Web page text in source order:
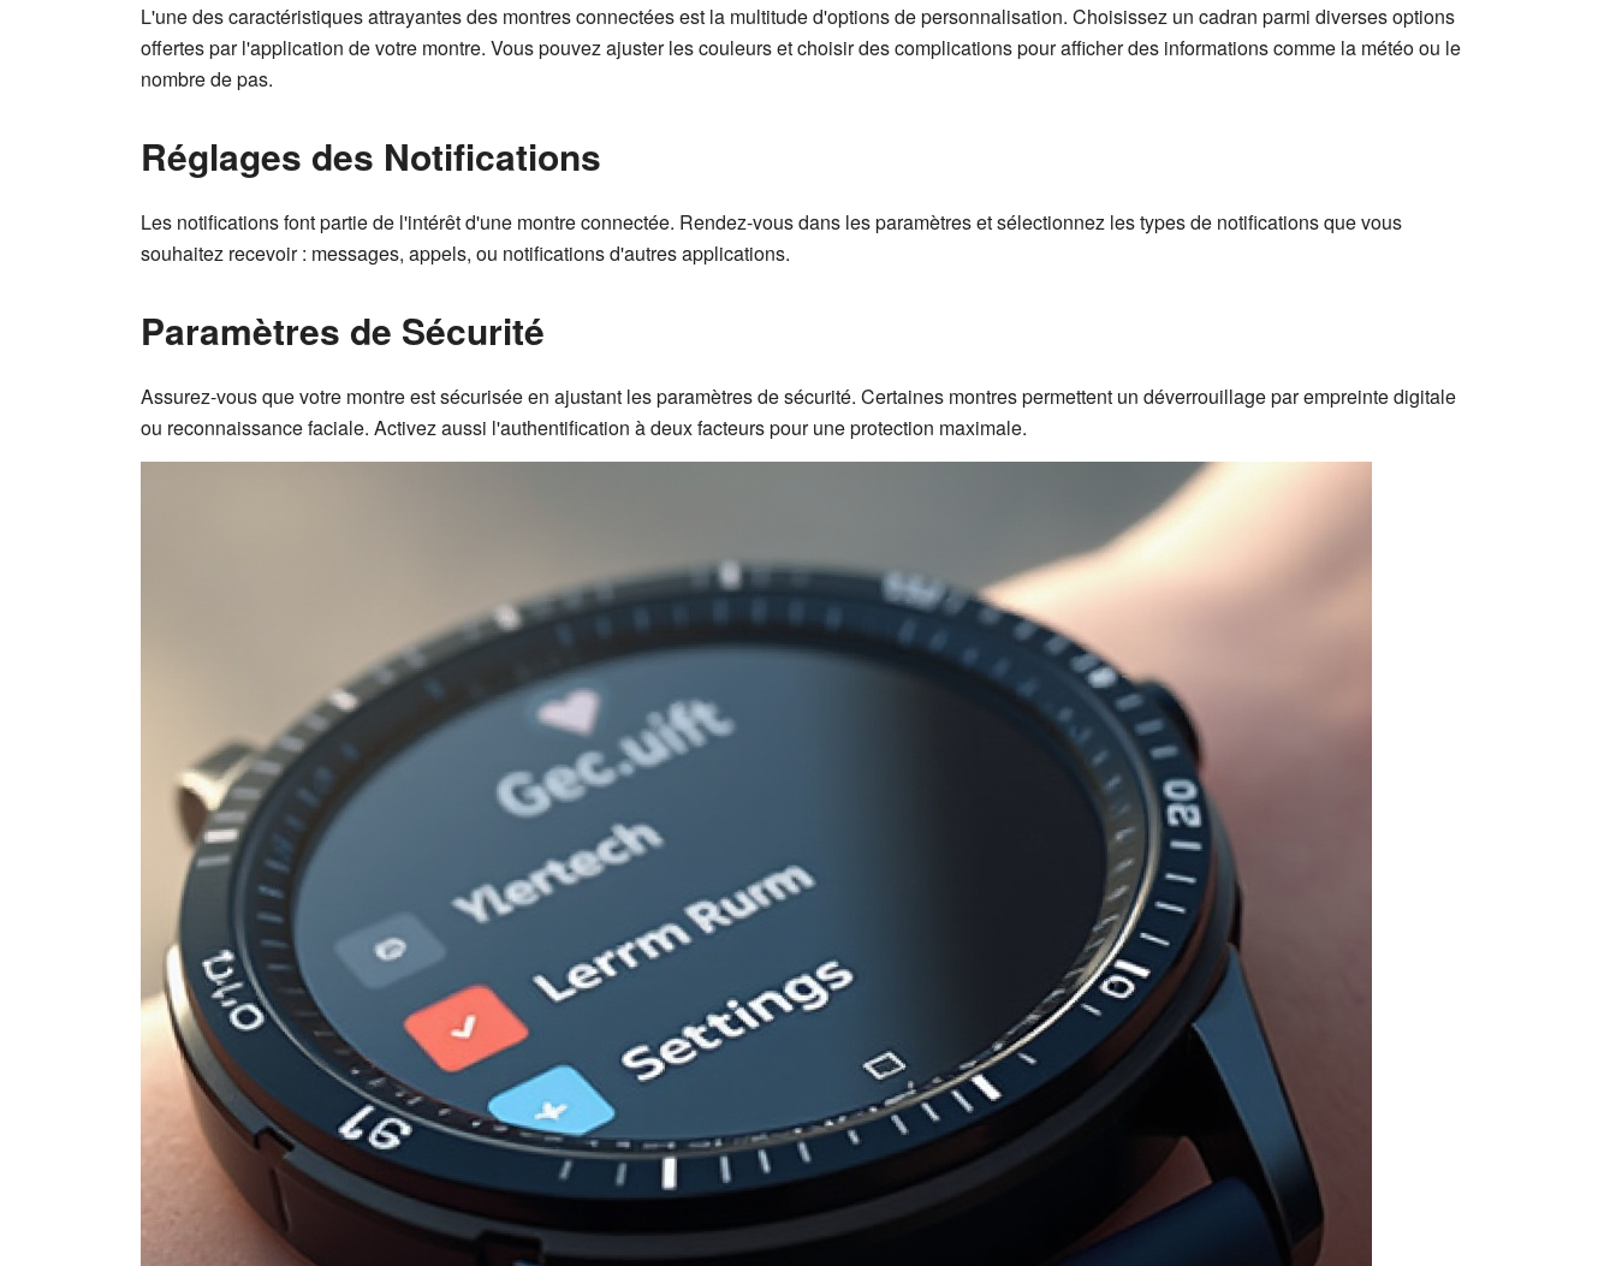
L'une des caractéristiques attrayantes des montres connectées est la multitude d'options de personnalisation. Choisissez un cadran parmi diverses options
offertes par l'application de votre montre. Vous pouvez ajuster les couleurs et choisir des complications pour afficher des informations comme la météo ou le
nombre de pas.
Réglages des Notifications
Les notifications font partie de l'intérêt d'une montre connectée. Rendez-vous dans les paramètres et sélectionnez les types de notifications que vous
souhaitez recevoir : messages, appels, ou notifications d'autres applications.
Paramètres de Sécurité
Assurez-vous que votre montre est sécurisée en ajustant les paramètres de sécurité. Certaines montres permettent un déverrouillage par empreinte digitale
ou reconnaissance faciale. Activez aussi l'authentification à deux facteurs pour une protection maximale.